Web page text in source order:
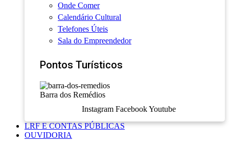
Onde Comer
Calendário Cultural
Telefones Úteis
Sala do Empreendedor
Pontos Turísticos
Barra dos Remédios
Instagram Facebook Youtube
LRF E CONTAS PÚBLICAS
OUVIDORIA